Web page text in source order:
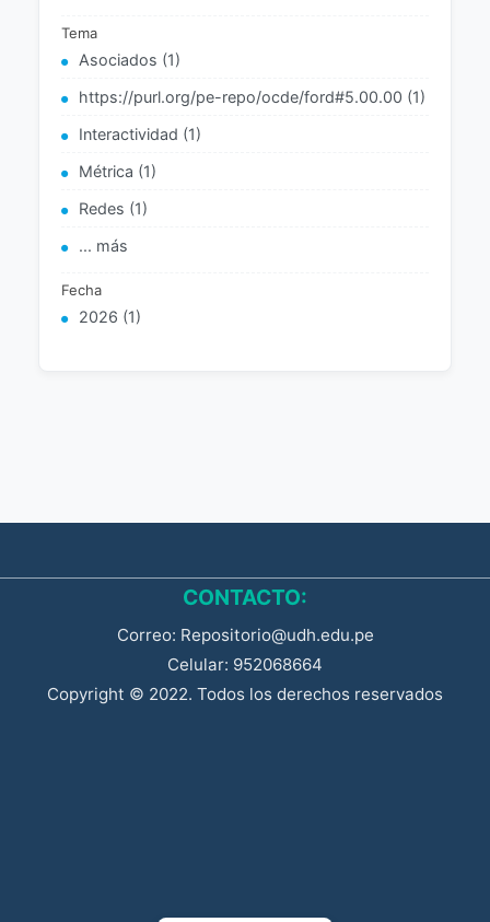
Tema
Asociados (1)
https://purl.org/pe-repo/ocde/ford#5.00.00 (1)
Interactividad (1)
Métrica (1)
Redes (1)
... más
Fecha
2026 (1)
CONTACTO:
Correo: Repositorio@udh.edu.pe
Celular: 952068664
Copyright © 2022. Todos los derechos reservados